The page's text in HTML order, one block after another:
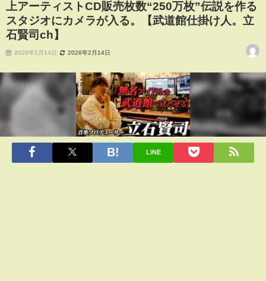
上アーティストCD販売枚数“250万枚”伝説を作る
スタジオにカメラが入る。【武道館仕掛け人。立
石賢司ch】
2026年2月14日 2026年2月14日
LINE